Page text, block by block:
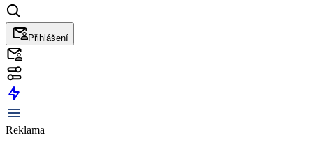
Přihlášení
Reklama